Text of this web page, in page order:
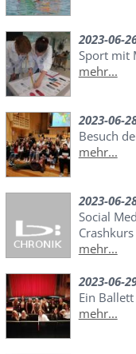
2023-06-
Sport mit
mehr...
2023-06-
Besuch
mehr...
2023-06-
Social
mehr...
2023-06-
Ein
mehr...